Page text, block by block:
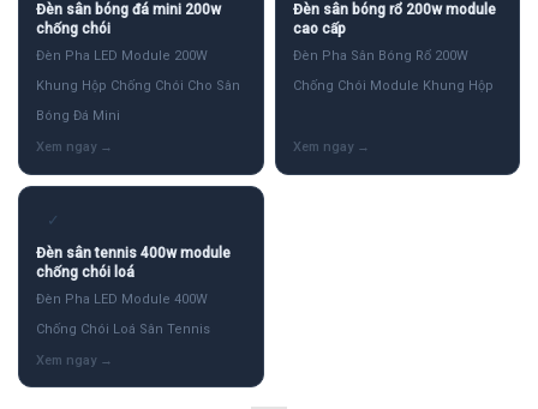
Đèn sân bóng đá mini 200w
chống chói
Đèn Pha LED Module 200W
Khung Hộp Chống Chói Cho Sân
Bóng Đá Mini
Đèn sân bóng rổ 200w module
cao cấp
Đèn Pha Sân Bóng Rổ 200W
Chống Chói Module Khung Hộp
✓
Đèn sân tennis 400w module
chống chói loá
Đèn Pha LED Module 400W
Chống Chói Loá Sân Tennis